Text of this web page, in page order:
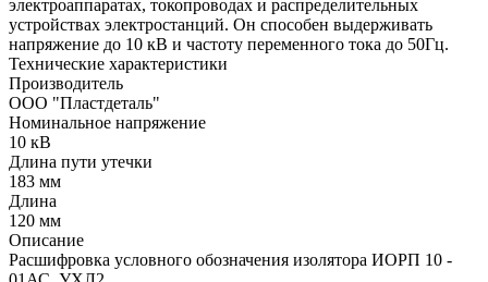
электроаппаратах, токопроводах и распределительных
устройствах электростанций. Он способен выдерживать
напряжение до 10 кВ и частоту переменного тока до 50Гц.
Технические характеристики
Производитель
ООО "Пластдеталь"
Номинальное напряжение
10 кВ
Длина пути утечки
183 мм
Длина
120 мм
Описание
Расшифровка условного обозначения изолятора ИОРП 10 -